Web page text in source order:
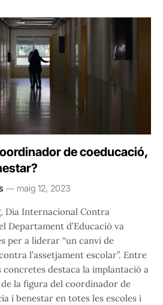
de coeducació,
maig 12, 2023
Dia Internacional Contra
Departament d’Educació va
per a liderar “un canvi de
l’assetjament escolar”. Entre
concretes destaca la implantació a
la figura del coordinador de
i benestar en totes les escoles i